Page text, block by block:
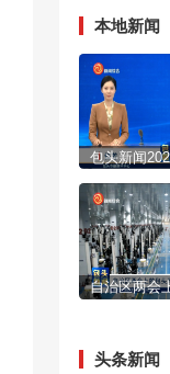
本地新闻
包头新闻
自治区两会
头条新闻